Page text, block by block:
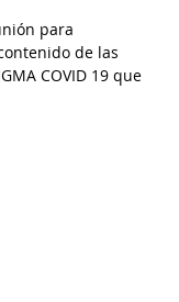
para
de las
COVID 19 que